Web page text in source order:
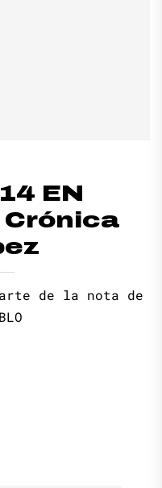
EN
Crónica
de la nota de